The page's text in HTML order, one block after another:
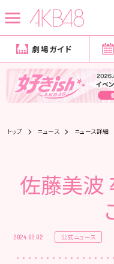
劇場ガイド
トップ ニュース ニュース詳細
佐藤美波
2024.02.02 公式ニュース